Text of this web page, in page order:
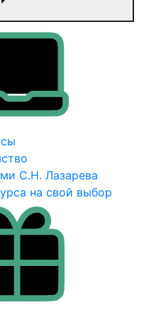
С.Н. Лазарева
на свой выбор